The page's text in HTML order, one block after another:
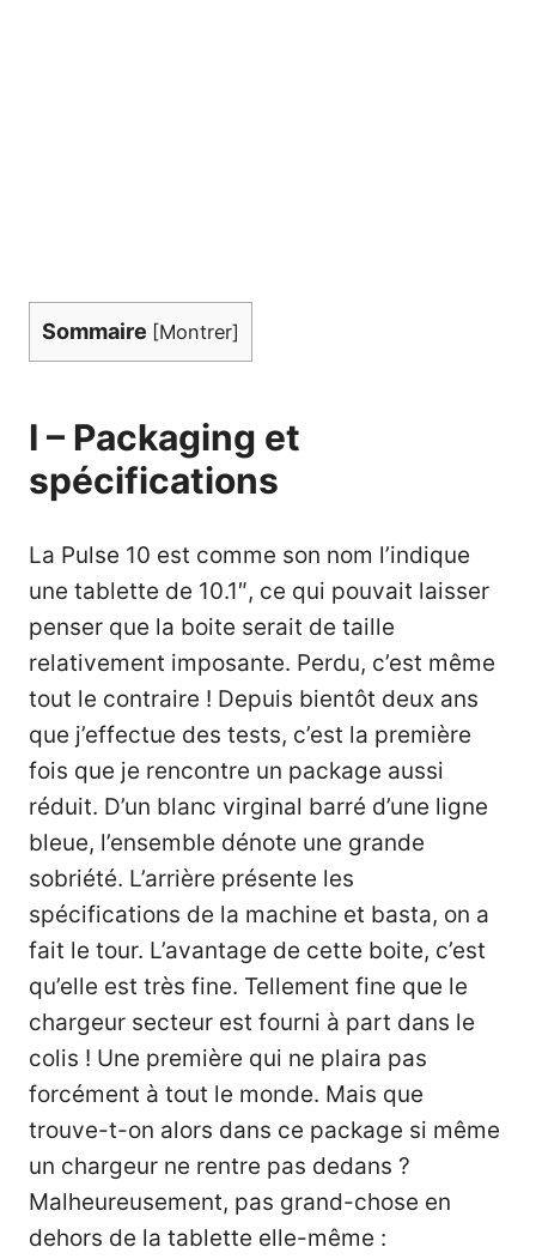
Sommaire [Montrer]
I – Packaging et
spécifications
La Pulse 10 est comme son nom l’indique
une tablette de 10.1″, ce qui pouvait laisser
penser que la boite serait de taille
relativement imposante. Perdu, c’est même
tout le contraire ! Depuis bientôt deux ans
que j’effectue des tests, c’est la première
fois que je rencontre un package aussi
réduit. D’un blanc virginal barré d’une ligne
bleue, l’ensemble dénote une grande
sobriété. L’arrière présente les
spécifications de la machine et basta, on a
fait le tour. L’avantage de cette boite, c’est
qu’elle est très fine. Tellement fine que le
chargeur secteur est fourni à part dans le
colis ! Une première qui ne plaira pas
forcément à tout le monde. Mais que
trouve-t-on alors dans ce package si même
un chargeur ne rentre pas dedans ?
Malheureusement, pas grand-chose en
dehors de la tablette elle-même :